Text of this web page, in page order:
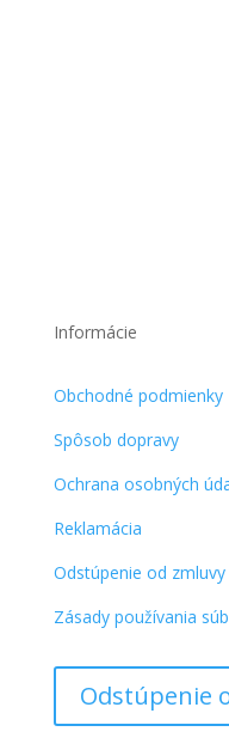
Informácie
Obchodné podmienky
Spôsob dopravy
Ochrana osobných
Reklamácia
Odstúpenie od zmluvy
Zásady používania
Odstúpenie